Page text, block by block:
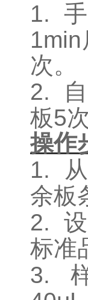
1.
次。
2.
板5
操作
1.
余板
2.
标准
3.